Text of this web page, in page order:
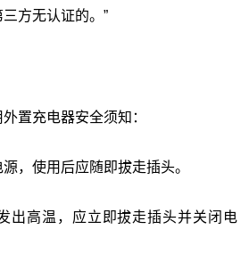
方无认证的。”
置充电器安全须知：
，使用后应随即拔走插头。
出高温，应立即拔走插头并关闭电